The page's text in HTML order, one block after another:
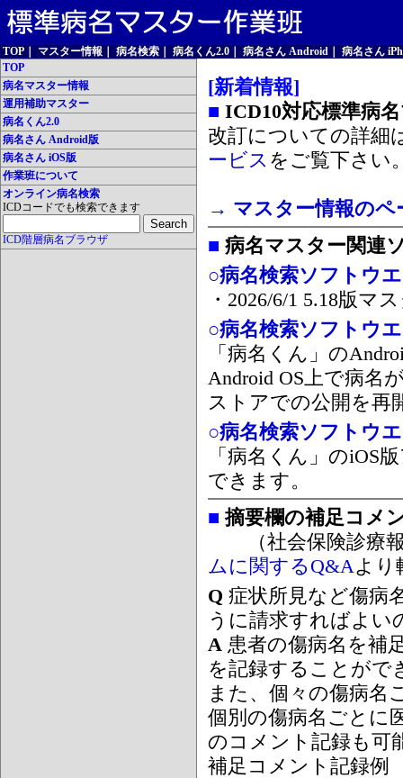
TOP マスター情報 病名検索 病名くん2.0 病名さん Android
病名さん
TOP
病名マスター情報
運用補助マスター
病名くん2.0
病名さん Android版
病名さん iOS版
作業班について
オンライン病名検索
ICDコードでも検索できます
ICD階層病名ブラウザ
[新着情報]
■ ICD10対応標準病
改訂についての詳細
ービス をご覧下さい
→ マスター情報のペ
■ 病名マスター関連
○病名検索ソフトウ
・2026/6/1 5.18版マ
○病名検索ソフトウ
「病名くん」の
Android OS上で病名
ストアでの公開を再
○病名検索ソフトウ
「病名くん」のiOS
できます。
■ 摘要欄の補足コメ
（社会保険診療報
ムに関するQ&Aより
Q 症状所見など傷病
うに請求すればよい
A 患者の傷病名を補
を記録することがで
また、個々の傷病名
個別の傷病名ごとに
のコメント記録も可
補足コメント記録例